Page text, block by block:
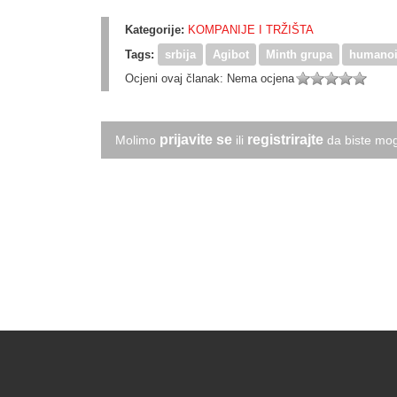
Kategorije: KOMPANIJE I TRŽIŠTA
Tags:
srbija Agibot Minth grupa
Ocjeni ovaj članak: Nema ocjena
Molimo prijavite se ili registrirajte da biste